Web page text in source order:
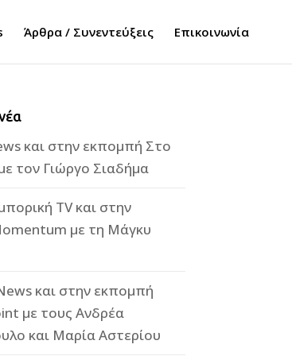
Άρθρα / Συνεντεύξεις Επικοινωνία
και στην εκπομπή Στο
τον Γιώργο Σιαδήμα
TV και στην
με τη Μάγκυ
και στην εκπομπή
με τους Ανδρέα
και Μαρία Αστερίου